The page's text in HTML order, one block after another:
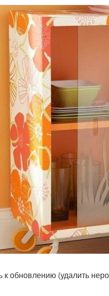
к обновлению (удалить